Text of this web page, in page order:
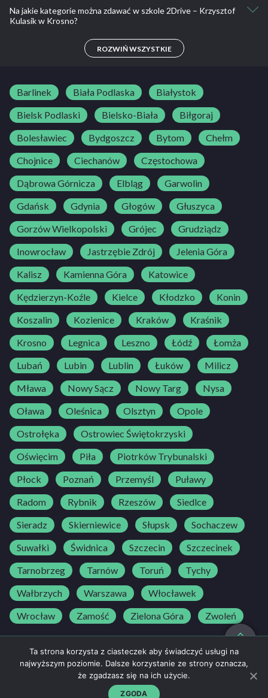
Kia Rio
Na jakie kategorie można zdawać w szkole 2Drive – Krzysztof
Kulasik w Krosno?
ROZWIŃ WSZYSTKIE
Barlinek Biała Podlaska
Białystok
Bielsk Podlaski
Bielsko-Biała
Biłgoraj
Bolesławiec
Bydgoszcz Bytom
Chełm
Chojnice
Ciechanów
Częstochowa
Dąbrowa Górnicza
Elbląg
Garwolin
Gdańsk
Gdynia Głogów
Głuszyca
Gorzów Wielkopolski
Grójec
Grudziądz
Inowrocław
Jastrzębie Zdrój
Jelenia Góra
Kalisz
Kamienna Góra
Katowice
Kędzierzyn-Koźle
Kielce Kłodzko
Konin
Koszalin
Kozienice Kraków
Kraśnik
Krosno
Legnica Leszno Łódź
Łomża
Lubań
Lubin Lublin Łuków
Milicz
Mława
Nowy Sącz Nowy Targ
Nysa
Oława
Oleśnica Olsztyn
Opole
Ostrołęka
Ostrowiec Świętokrzyski
Oświęcim
Piła
Piotrków Trybunalski
Płock
Poznań Przemyśl
Puławy
Radom
Rybnik Rzeszów
Siedlce
Sieradz
Skierniewice Słupsk
Sochaczew
Suwałki
Świdnica Szczecin
Szczecinek
Tarnobrzeg
Tarnów Toruń
Tychy
Wałbrzych
Warszawa
Włocławek
Wrocław
Zamość Zielona Góra Zwoleń
NAPISZ DO NAS
kontakt@bedriver.pl
Regulamin
Ta strona korzysta z ciasteczek aby świadczyć usługi na
najwyższym poziomie. Dalsze korzystanie ze strony oznacza,
że zgadzasz się na ich użycie.
ZGODA